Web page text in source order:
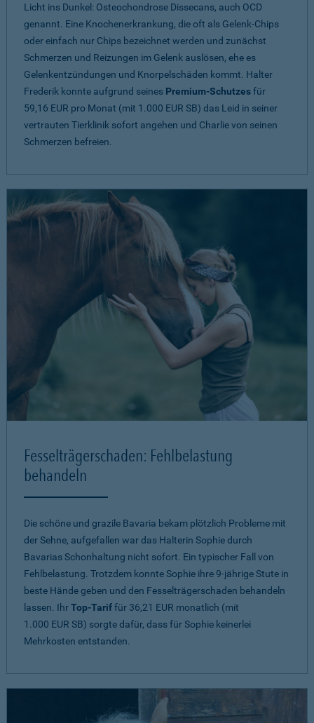
Licht ins Dunkel: Osteochondrose Dissecans, auch OCD
genannt. Eine Knochenerkrankung, die oft als Gelenk-Chips
oder einfach nur Chips bezeichnet werden und zunächst
Schmerzen und Reizungen im Gelenk auslösen, ehe es
Gelenkentzündungen und Knorpelschäden kommt. Halter
Frederik konnte aufgrund seines Premium-Schutzesfür
59,16 EUR pro Monat (mit 1.000 EUR SB) das Leid in seiner
vertrauten Tierklinik sofort angehen und Charlie von seinen
Schmerzen befreien.
Fesselträgerschaden: Fehlbelastung
behandeln
Die schöne und grazile Bavaria bekam plötzlich Probleme mit
der Sehne, aufgefallen war das Halterin Sophie durch
Bavarias Schonhaltung nicht sofort. Ein typischer Fall von
Fehlbelastung. Trotzdem konnte Sophie ihre 9-jährige Stute in
beste Hände geben und den Fesselträgerschaden behandeln
lassen. IhrTop-Tariffür 36,21 EUR monatlich (mit
1.000 EUR SB) sorgte dafür, dass für Sophie keinerlei
Mehrkosten entstanden.